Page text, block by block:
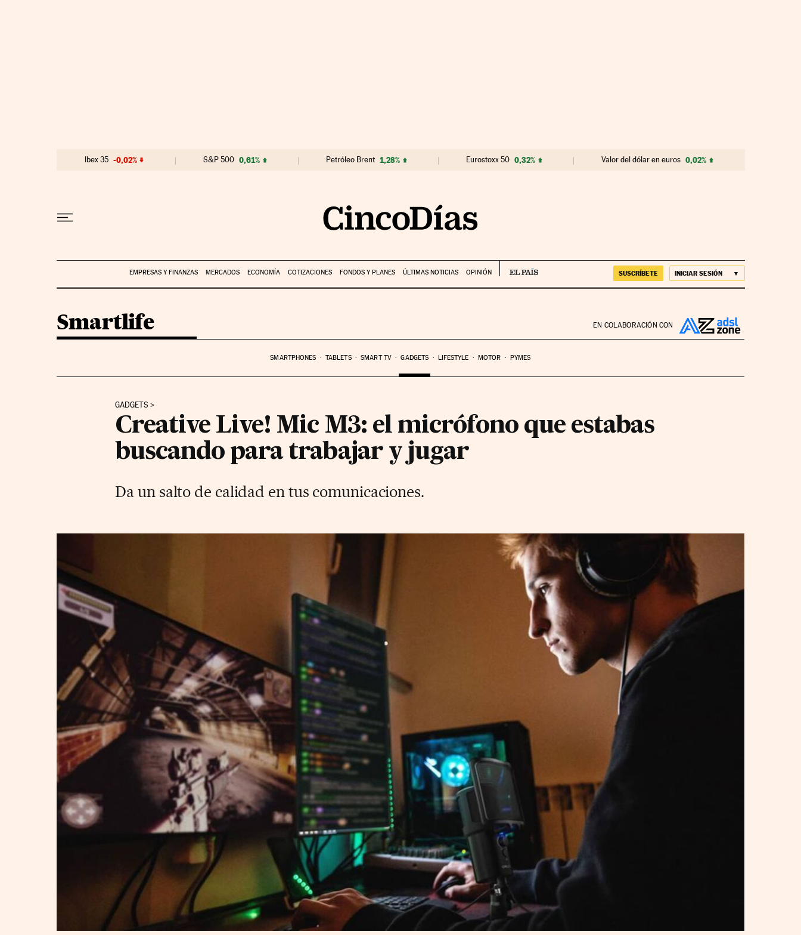
Ibex 35 -0,02% S&P 500 0,61% Petróleo Brent 1,28% Eurostoxx 50 0,32% Valor del dólar en euros 0,02%
EMPRESAS Y FINANZAS MERCADOS ECONOMÍA COTIZACIONES FONDOS Y PLANES ÚLTIMAS NOTICIAS OPINIÓN SUSCRÍBETE INICIAR SESIÓN
EN COLABORACIÓN CON
Smartlife
SMARTPHONES TABLETS SMART TV GADGETS LIFESTYLE MOTOR PYMES
GADGETS
Creative Live! Mic M3: el micrófono que estabas
buscando para trabajar y jugar
Da un salto de calidad en tus comunicaciones.